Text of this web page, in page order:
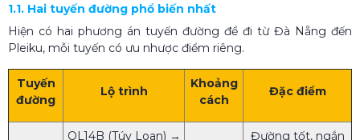
1.1. Hai tuyến đường phổ biến nhất
Hiện có hai phương án tuyến đường để đi từ Đà Nẵng đến
Pleiku, mỗi tuyến có ưu nhược điểm riêng.
Tuyến
đường
Lộ trình
Khoảng
cách
Đặc điểm
QL14B (Túy Loan) →
Đường tốt, ngắn